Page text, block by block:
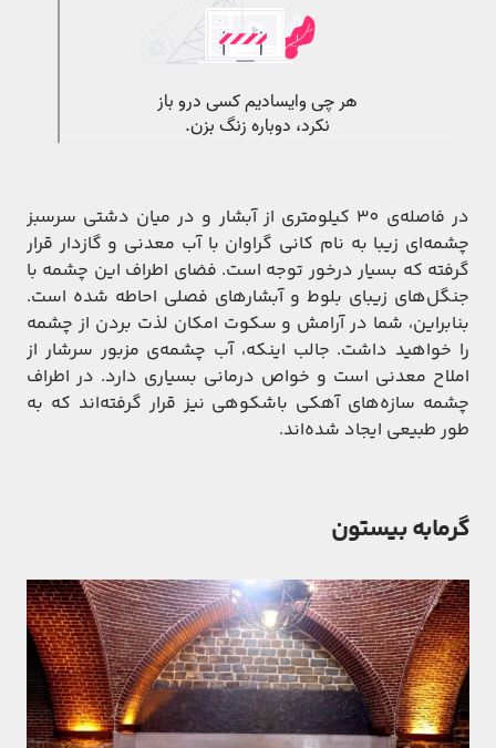
در فاصله‌ی 30 کیلومتری از آبشار و در میان دشتی سرسبز
چشمه‌ای زیبا به نام کانی گراوان با آب معدنی و گازدار قرار
گرفته که بسیار درخور توجه است. فضای اطراف این چشمه با
جنگل‌های زیبای بلوط و آبشارهای فصلی احاطه شده است.
بنابراین، شما در آرامش و سکوت امکان لذت بردن از چشمه
را خواهید داشت. جالب اینکه، آب چشمه‌ی مزبور سرشار از
املاح معدنی است و خواص درمانی بسیاری دارد. در اطراف
چشمه سازه‌های آهکی باشکوهی نیز قرار گرفته‌اند که به
طور طبیعی ایجاد شده‌اند.
گرمابه بیستون